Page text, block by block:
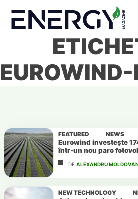
content
EUROWIND-
FEATURED NEWS
Eurowind investește
într-un nou parc
DE ALEXANDRU
NEW TECHNOLOGY